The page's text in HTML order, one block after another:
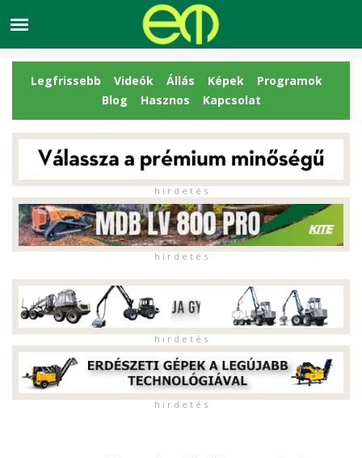
Legfrissebb Videók Állás Képek
Programok
Blog
Hasznos Kapcsolat
h i r d e t é s
h i r d e t é s
h i r d e t é s
h i r d e t é s